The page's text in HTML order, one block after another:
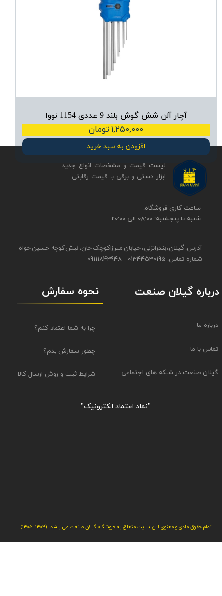
آچار آلن شش گوش بلند 9 عددی 1154 نووا
۱,۲۵۰,۰۰۰ تومان
افزودن به سبد خرید
​​ساعت کاری فروشگاه:
شنبه تا پنجشنبه: 08:00 الی 20:00
آدرس: گیلان، بندرانزلی، خیابان میرزاکوچک خان، نبش کوچه حسین خواه
شماره تماس: 01344530195 - 09111843948
لیست قیمت و مشخصات انواع جدید
ابزار دستی و برقی ​​​​​​​با قیمت رقابتی
نحوه سفارش
چرا به شما اعتماد کنم؟
چطور سفارش بدم؟
شرایط ثبت و روش ارسال کالا
تمام حقوق مادی و معنوی این سایت متعلق به فروشگاه گیلان صنعت می باشد. (1404- 1405)
"نماد اعتماد الکترونیک​​​​​​​"
درباره گیلان صنعت
درباره ما
تماس با ما
گیلان صنعت در شبکه های اجتماعی